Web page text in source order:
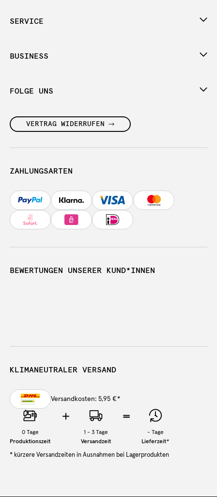
SERVICE
BUSINESS
FOLGE UNS
VERTRAG WIDERRUFEN
ZAHLUNGSARTEN
BEWERTUNGEN UNSERER KUND*INNEN
KLIMANEUTRALER VERSAND
Versandkosten: 5,95 €*
0Tage
Produktionszeit
1 - 3 Tage
Versandzeit
- Tage
Lieferzeit*
* kürzere Versandzeiten in Ausnahmen bei Lagerprodukten